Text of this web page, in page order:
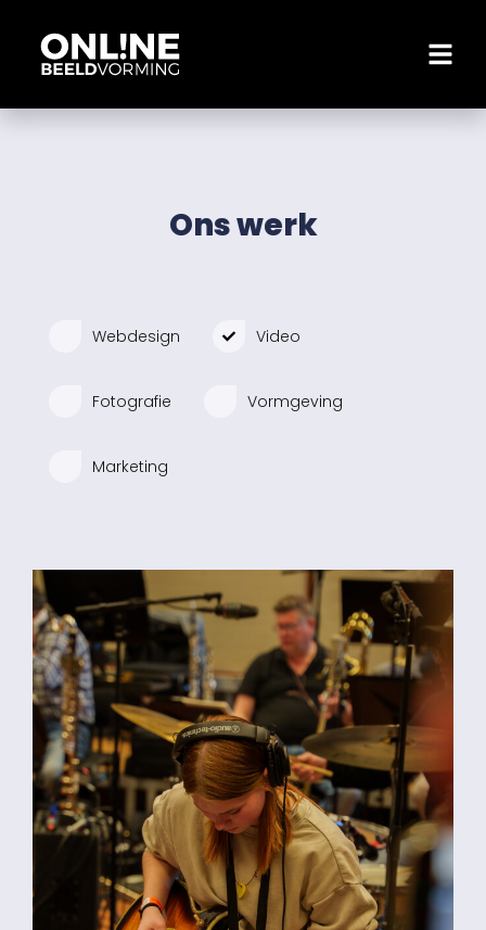
Ons werk
Webdesign Video
Fotografie Vormgeving
Marketing